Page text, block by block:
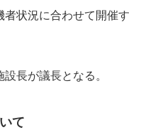
者状況に合わせて開催す
長が議長となる。
て